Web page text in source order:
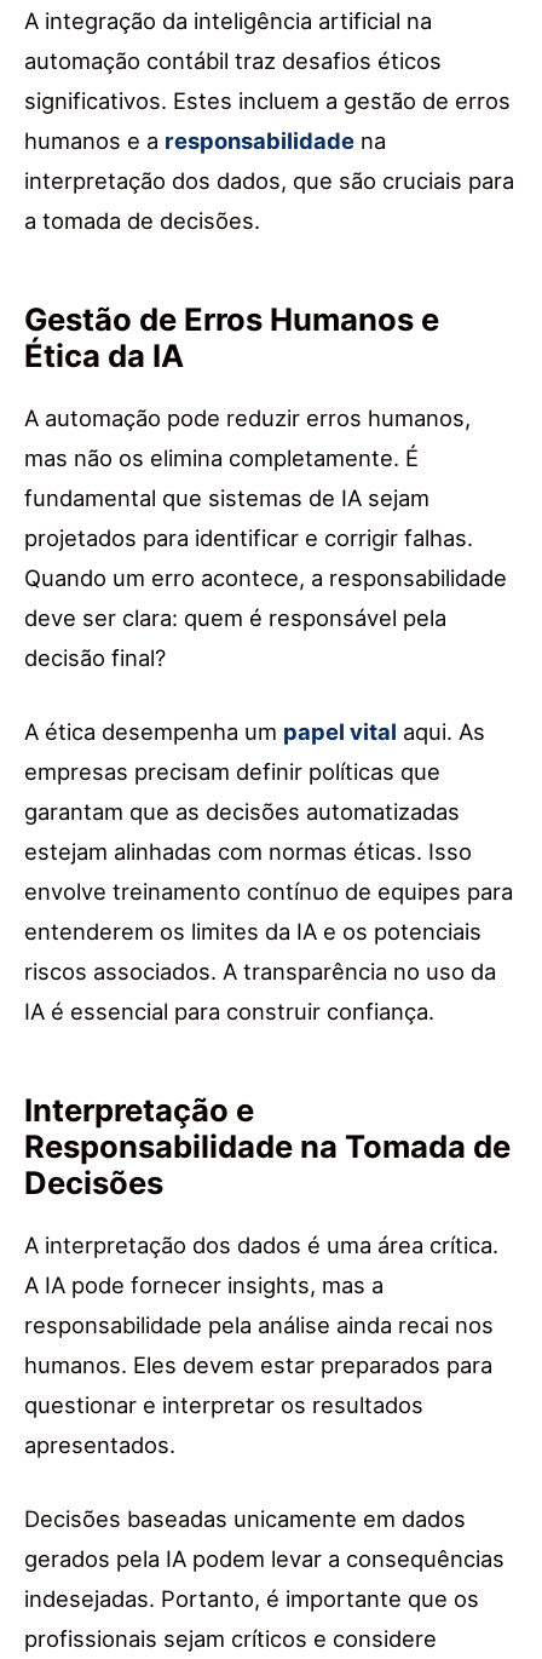
A integração da inteligência artificial na
automação contábil traz desafios éticos
significativos. Estes incluem a gestão de erros
humanos e a responsabilidade na
interpretação dos dados, que são cruciais para
a tomada de decisões.
Gestão de Erros Humanos e
Ética da IA
A automação pode reduzir erros humanos,
mas não os elimina completamente. É
fundamental que sistemas de IA sejam
projetados para identificar e corrigir falhas.
Quando um erro acontece, a responsabilidade
deve ser clara: quem é responsável pela
decisão final?
A ética desempenha um papel vital aqui. As
empresas precisam definir políticas que
garantam que as decisões automatizadas
estejam alinhadas com normas éticas. Isso
envolve treinamento contínuo de equipes para
entenderem os limites da IA e os potenciais
riscos associados. A transparência no uso da
IA é essencial para construir confiança.
Interpretação e
Responsabilidade na Tomada de
Decisões
A interpretação dos dados é uma área crítica.
A IA pode fornecer insights, mas a
responsabilidade pela análise ainda recai nos
humanos. Eles devem estar preparados para
questionar e interpretar os resultados
apresentados.
Decisões baseadas unicamente em dados
gerados pela IA podem levar a consequências
indesejadas. Portanto, é importante que os
profissionais sejam críticos e considere